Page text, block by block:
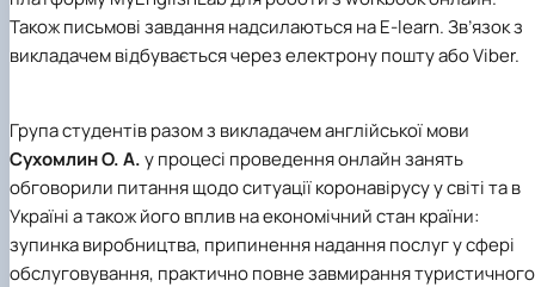
Також письмові завдання надсилаються на E-learn. Зв’язок з
викладачем відбувається через електрону пошту або Viber.
Група студентів разом з викладачем англійської мови
Сухомлин О. А.у процесі проведення онлайн занять
обговорили питання щодо ситуації коронавірусу у світі та в
Україні а також його вплив на економічний стан країни:
зупинка виробництва, припинення надання послуг у сфері
обслуговування, практично повне завмирання туристичного